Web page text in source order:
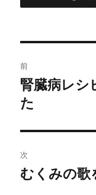
稿
ナ
ビ
ゲ
ー
前
前
の
稿:
腎臓病レシ
た
次
次
むくみの歌